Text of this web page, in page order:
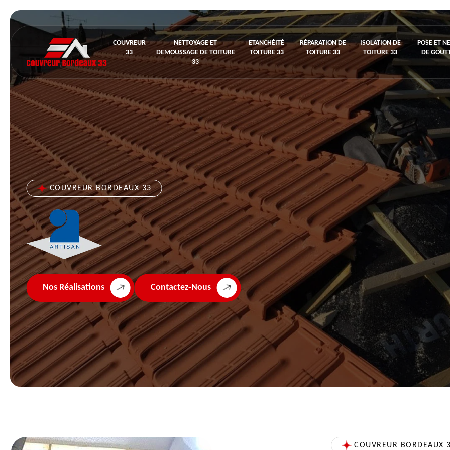
COUVREUR
33
NETTOYAGE ET
DEMOUSSAGE DE TOITURE
33
ETANCHÉITÉ
TOITURE 33
RÉPARATION DE
TOITURE 33
ISOLATION DE
TOITURE 33
POSE ET
DE
COUVREUR BORDEAUX 33
Nos Réalisations Contactez-Nous
COUVREUR BORDEAUX